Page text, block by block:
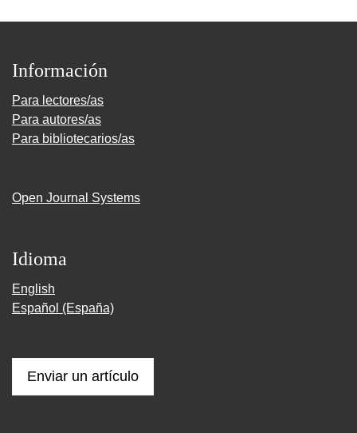
Información
Para lectores/as
Para autores/as
Para bibliotecarios/as
Open Journal Systems
Idioma
English
Español (España)
Enviar un artículo